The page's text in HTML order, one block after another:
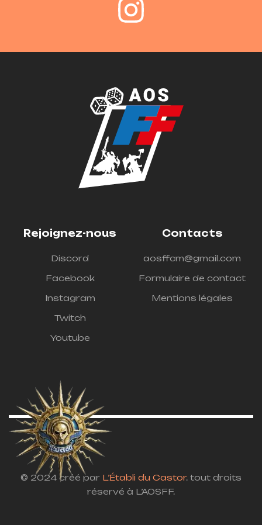
Rejoignez-nous
Discord
Facebook
Instagram
Twitch
Youtube
Contacts
aosffcm@gmail.com
Formulaire de contact
Mentions légales
© 2024 créé par L’Établi du Castor. tout droits
réservé à L’AOSFF.